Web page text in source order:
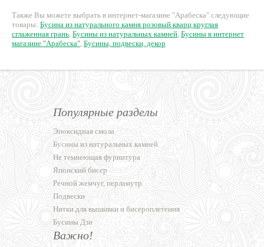
Также Вы можете выбрать в интернет-магазине "Арабеска" следующие
товары: Бусина из натурального камня розовый кварц круглая
сглаженная грань, Бусины из натуральных камней, Бусины в интернет
магазине "Арабеска", Бусины, подвески, декор
Популярные разделы
Эпоксидная смола
Бусины из натуральных камней
Не темнеющая фурнитура
Японский бисер
Речной жемчуг, перламутр
Подвески
Нитки для вышивки и бисероплетения
Бусины Дзи
Важно!